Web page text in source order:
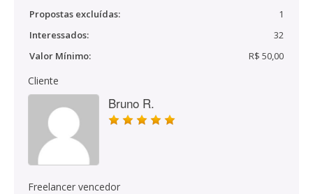
Propostas excluídas:
1
Interessados:
32
Valor Mínimo:
R$ 50,00
Cliente
Bruno R.
Freelancer vencedor